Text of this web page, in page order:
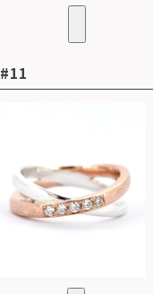
#11